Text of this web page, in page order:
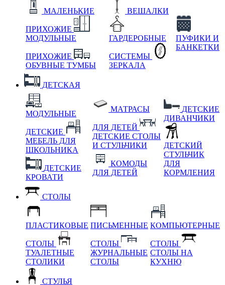
МАЛЕНЬКИЕ
ПРИХОЖИЕ
МОДУЛЬНЫЕ
ПРИХОЖИЕ
ОБУВНЫЕ ТУМБЫ
ВЕШАЛКИ
ГАРДЕРОБНЫЕ
СИСТЕМЫ
ЗЕРКАЛА
ПУФИКИ И
БАНКЕТКИ
ДЕТСКАЯ
МОДУЛЬНЫЕ
ДЕТСКИЕ
МЕБЕЛЬ ДЛЯ
ШКОЛЬНИКА
ДЕТСКИЕ
КРОВАТИ
МАТРАСЫ
ДЛЯ ДЕТЕЙ
ДЕТСКИЕ СТОЛЫ
И СТУЛЬЧИКИ
КОМОДЫ
ДЛЯ ДЕТЕЙ
ДЕТСКИЕ
ДИВАНЧИКИ
ДЕТСКИЙ
СТУЛЬЧИК
ДЛЯ
КОРМЛЕНИЯ
СТОЛЫ
ПЛАСТИКОВЫЕ
СТОЛЫ
ТУАЛЕТНЫЕ
СТОЛИКИ
ПИСЬМЕННЫЕ
СТОЛЫ
ЖУРНАЛЬНЫЕ
СТОЛЫ
КОМПЬЮТЕРНЫЕ
СТОЛЫ
СТОЛЫ НА
КУХНЮ
СТУЛЬЯ